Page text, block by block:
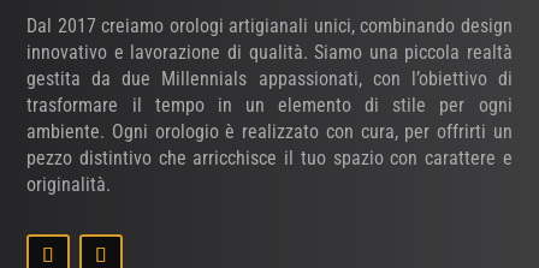
Dal 2017 creiamo orologi artigianali unici, combinando design
innovativo e lavorazione di qualità. Siamo una piccola realtà
gestita da due Millennials appassionati, con l’obiettivo di
trasformare il tempo in un elemento di stile per ogni
ambiente. Ogni orologio è realizzato con cura, per offrirti un
pezzo distintivo che arricchisce il tuo spazio con carattere e
originalità.